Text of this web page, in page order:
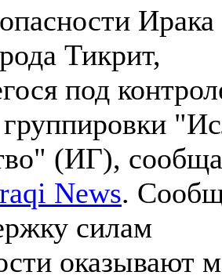
Ирака
Тикрит,
под
(ИГ),
News.
силам
оказывают